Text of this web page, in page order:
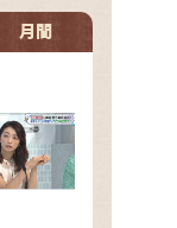
・・
ティ！
真剣です
月間